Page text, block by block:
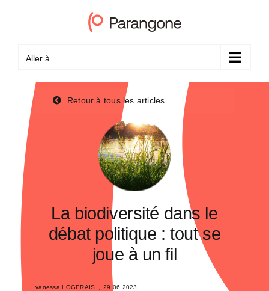
Aller à...
Retour à tous les articles
La biodiversité dans le
débat politique : tout se
joue à un fil
vanessa LOGERAIS 29.06.2023